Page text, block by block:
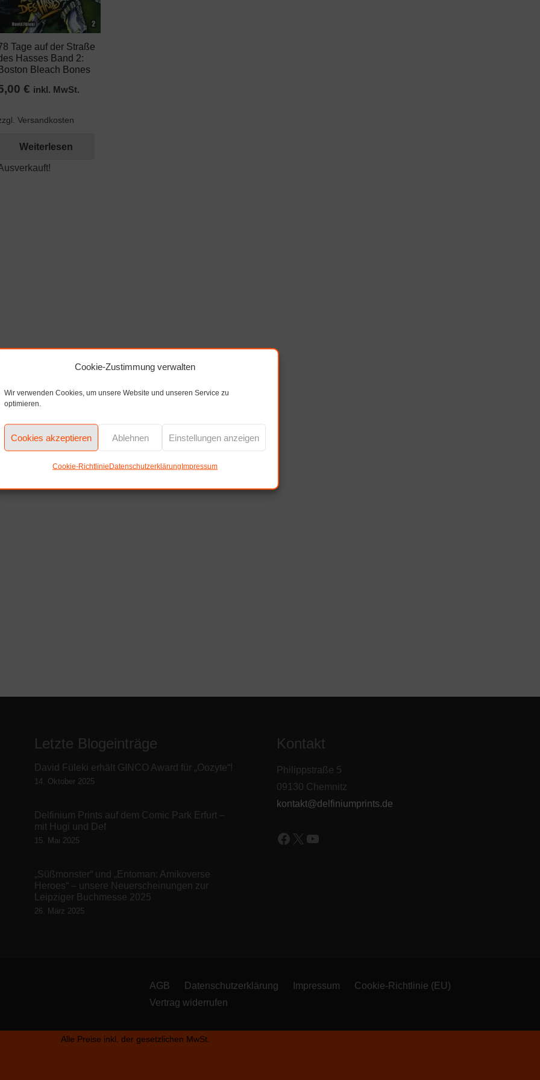
Cookie-Zustimmung verwalten
Wir verwenden Cookies, um unsere Website und unseren Service zu
optimieren.
Cookies akzeptieren Ablehnen Einstellungen anzeigen
Cookie-RichtlinieDatenschutzerklärungImpressum
Tage auf der Straße
Hasses Band 2:
Boston Bleach Bones
€ inkl. MwSt.
Versandkosten
Weiterlesen
Letzte Blogeinträge
David Füleki erhält GINCO Award für „Oozyte“!
14. Oktober 2025
Delfinium Prints auf dem Comic Park Erfurt –
mit Hugi und Def
15. Mai 2025
„Süßmonster“ und „Entoman: Amikoverse
Heroes“ – unsere Neuerscheinungen zur
Leipziger Buchmesse 2025
26. März 2025
Kontakt
Philippstraße 5
09130 Chemnitz
kontakt@delfiniumprints.de
Facebook
X YouTube
AGB Datenschutzerklärung Impressum
Cookie-Richtlinie (EU)
Vertrag widerrufen
Alle Preise inkl. der gesetzlichen MwSt.